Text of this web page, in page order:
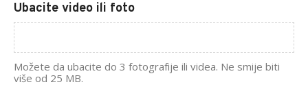
Ubacite video ili foto
Možete da ubacite do 3 fotografije ili videa. Ne smije biti
više od 25 MB.